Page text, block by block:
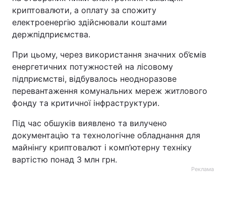
криптовалюти, а оплату за спожиту
електроенергію здійснювали коштами
держпідприємства.
При цьому, через використання значних об’ємів
енергетичних потужностей на лісовому
підприємстві, відбувалось неодноразове
перевантаження комунальних мереж житлового
фонду та критичної інфраструктури.
Під час обшуків виявлено та вилучено
документацію та технологічне обладнання для
майнінгу криптовалют і комп’ютерну техніку
вартістю понад 3 млн грн.
Реклама